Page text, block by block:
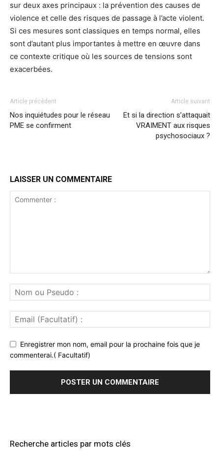
sur deux axes principaux : la prévention des causes de
violence et celle des risques de passage à l’acte violent.
Si ces mesures sont classiques en temps normal, elles
sont d’autant plus importantes à mettre en œuvre dans
ce contexte critique où les sources de tensions sont
exacerbées.
Article précédent
Nos inquiétudes pour le réseau
PME se confirment
Article suivant
Et si la direction s’attaquait
VRAIMENT aux risques
psychosociaux ?
LAISSER UN COMMENTAIRE
Enregistrer mon nom, email pour la prochaine fois que je
commenterai.( Facultatif)
Recherche articles par mots clés